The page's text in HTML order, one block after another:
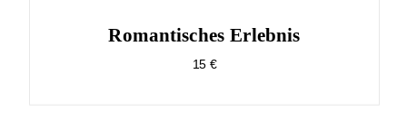
Romantisches Erlebnis
15 €